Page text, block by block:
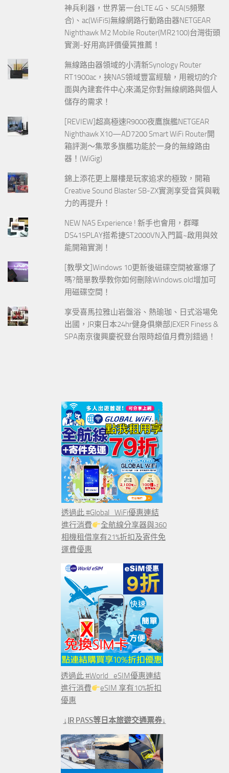
神兵利器，世界第一台LTE 4G、5CA(5頻聚
合)、ac(WiFi5)無線網路行動路由器NETGEAR
Nighthawk M2 Mobile Router(MR2100)台灣街頭
實測-好用高評價優質推薦！
無線路由器領域的小清新Synology Router
RT1900ac，挾NAS領域豐富經驗，用親切的介
面與內建套件中心來滿足你對無線網路與個人
儲存的需求！
[REVIEW]超高極速R9000夜鷹旗艦NETGEAR
Nighthawk X10—AD7200 Smart WiFi Router開
箱評測～集眾多旗艦功能於一身的無線路由
器！(WiGig)
錦上添花更上層樓是玩家追求的極致，開箱
Creative Sound Blaster SB-ZX實測享受音質與戰
力的再提升！
NEW NAS Experience ! 新手也會用，群暉
DS415PLAY搭希捷ST2000VN入門篇~啟用與效
能開箱實測！
[教學文]Windows 10更新後磁碟空間被塞爆了
嗎?簡單教學教你如何刪除Windows.old增加可
用磁碟空間！
享受喜馬拉雅山岩盤浴、熱瑜珈、日式浴場免
出國，JR東日本24hr健身俱樂部JEXER Finess &
SPA南京復興慶祝登台限時超值月費別錯過！
透過此 #Global_WiFi優惠連結
進行消費
全航線分享器與360
相機租借享有21%折扣及寄件免
運費優惠
透過此 #World_eSIM優惠連結
進行消費
eSIM 享有10%折扣
優惠
↓JR PASS等日本旅遊交通票券↓